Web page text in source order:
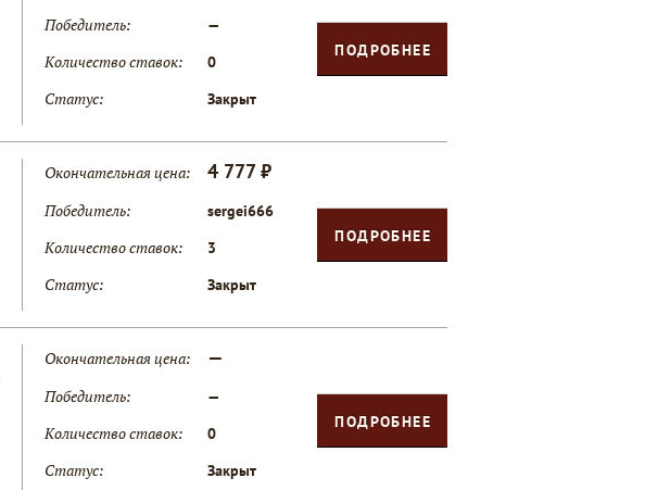
Победитель: —
Количество ставок: 0
Статус: Закрыт
ПОДРОБНЕЕ
Окончательная цена: 4 777 ₽
Победитель: sergei666
Количество ставок: 3
Статус: Закрыт
ПОДРОБНЕЕ
Окончательная цена: —
Победитель: —
Количество ставок: 0
Статус: Закрыт
ПОДРОБНЕЕ